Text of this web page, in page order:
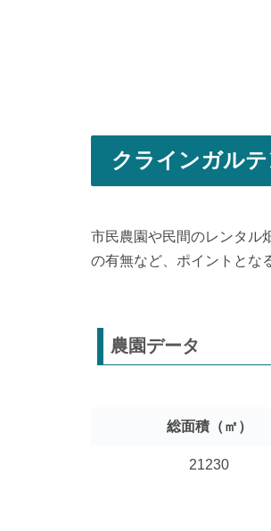
クラインガル
市民農園や民間のレンタル
の有無など、ポイントとな
農園データ
総面積（㎡）
21230